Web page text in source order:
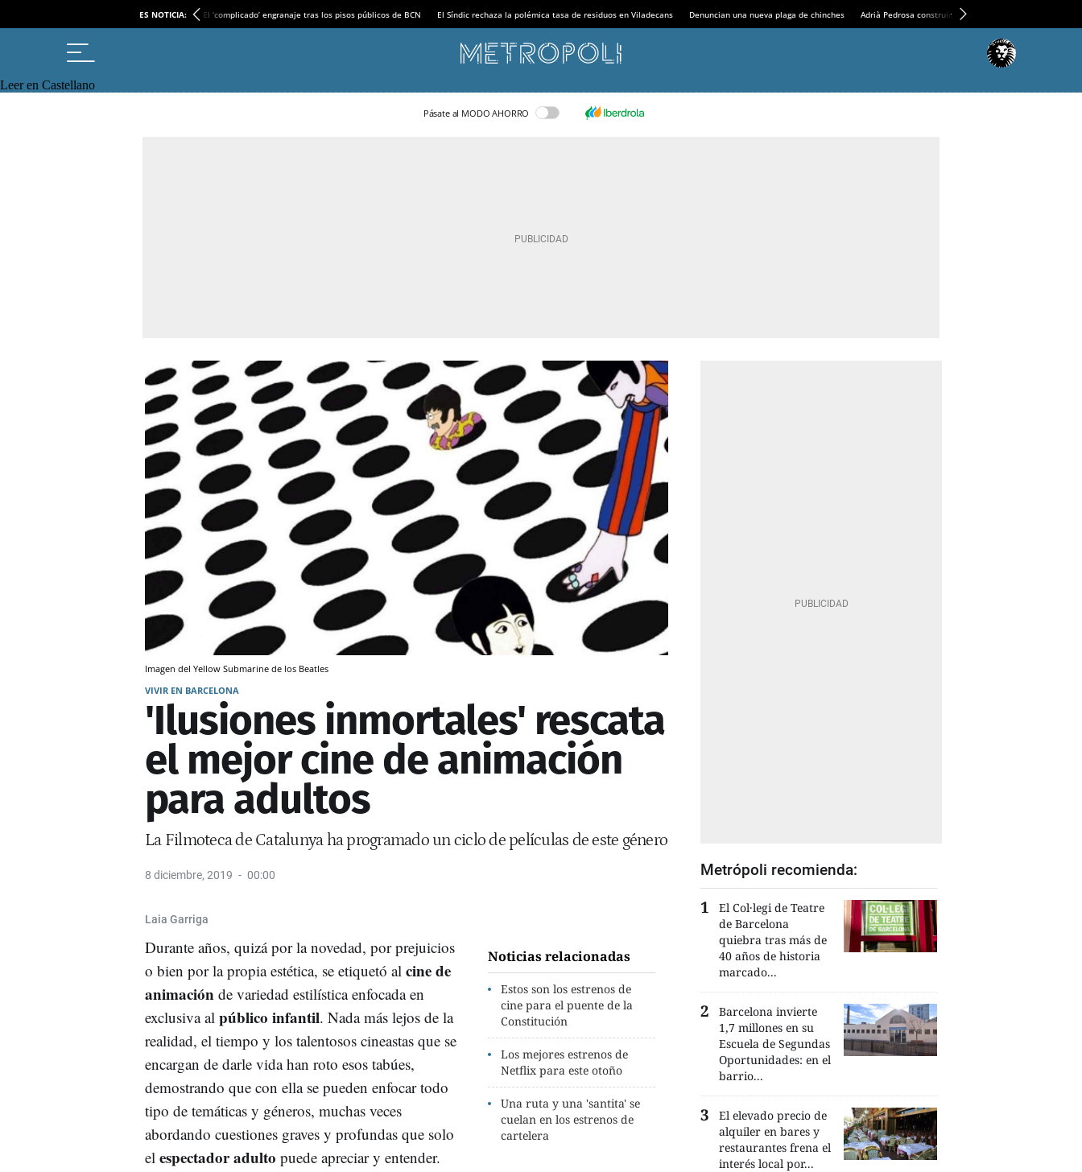
ES NOTICIA: El ‘complicado’ engranaje tras los pisos públicos de BCN El Síndic rechaza la polémica tasa de residuos en Viladecans Denuncian una nueva plaga de chinches Adrià Pedrosa construirá la nueva residencia en el
Leer en Castellano
Pásate al MODO AHORRO
Imagen del Yellow Submarine de los Beatles
VIVIR EN BARCELONA
'Ilusiones inmortales' rescata
el mejor cine de animación
para adultos
La Filmoteca de Catalunya ha programado un ciclo de películas de este género
8 diciembre, 2019 00:00
Laia Garriga
Noticias relacionadas
Estos son los estrenos de
cine para el puente de la
Constitución
Los mejores estrenos de
Netflix para este otoño
Una ruta y una 'santita' se
cuelan en los estrenos de
cartelera
Durante años, quizá por la novedad, por prejuicios
o bien por la propia estética, se etiquetó al cine de
animación de variedad estilística enfocada en
exclusiva al público infantil. Nada más lejos de la
realidad, el tiempo y los talentosos cineastas que se
encargan de darle vida han roto esos tabúes,
demostrando que con ella se pueden enfocar todo
tipo de temáticas y géneros, muchas veces
abordando cuestiones graves y profundas que solo
el espectador adulto puede apreciar y entender.
Metrópoli recomienda:
El Col·legi de Teatre
de Barcelona
quiebra tras más de
40 años de historia
marcado...
Barcelona invierte
1,7 millones en su
Escuela de Segundas
Oportunidades: en el
barrio...
El elevado precio de
alquiler en bares y
restaurantes frena el
interés local por...